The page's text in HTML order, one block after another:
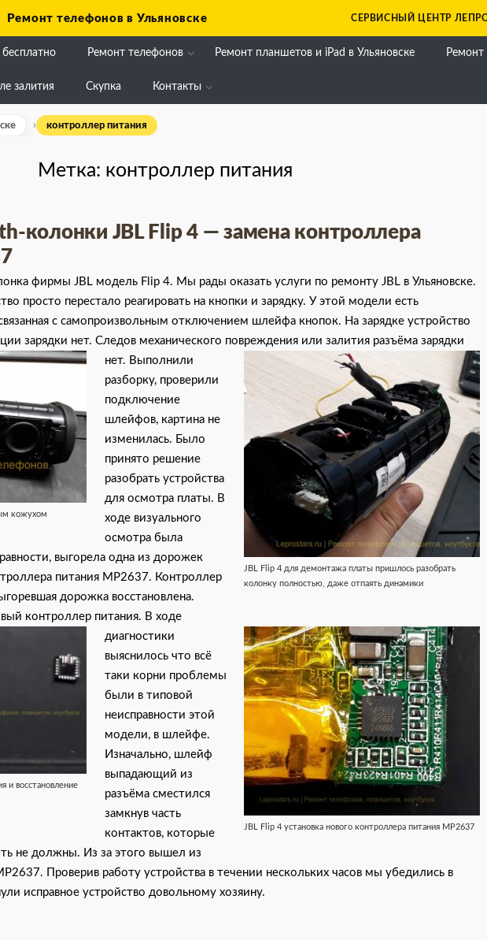
Ремонт телефонов в Ульяновске СЕРВИСНЫЙ ЦЕНТР
Ремонт телефонов Ремонт планшетов и iPad в Ульяновске Ремонт
залития Скупка Контакты
контроллер питания
Метка: контроллер питания
колонки JBL Flip 4 — замена контроллера
фирмы JBL модель Flip 4. Мы рады оказать услуги по ремонту JBL в Ульяновске.
просто перестало реагировать на кнопки и зарядку. У этой модели есть
с самопроизвольным отключением шлейфа кнопок. На зарядке устройство
зарядки нет. Следов механического повреждения или залития разъёма зарядки
нет.
кожухом
JBL Flip 4 для демонтажа платы пришлось разобрать
колонку полностью, даже отпаять динамики
Выполнили
разборку, проверили
подключение
шлейфов, картина не
изменилась. Было
принято решение
разобрать устройства
для осмотра платы. В
ходе визуального
осмотра была
выгорела одна из дорожек
питания MP2637. Контроллер
дорожка восстановлена.
контроллер питания.
и восстановление
JBL Flip 4 установка нового контроллера питания MP2637
В ходе
диагностики
выяснилось что всё
таки корни проблемы
были в типовой
неисправности этой
модели, в шлейфе.
Изначально, шлейф
выпадающий из
разъёма сместился
замкнув часть
контактов, которые
не должны. Из за этого вышел из
Проверив работу устройства в течении нескольких часов мы убедились в
исправное устройство довольному хозяину.